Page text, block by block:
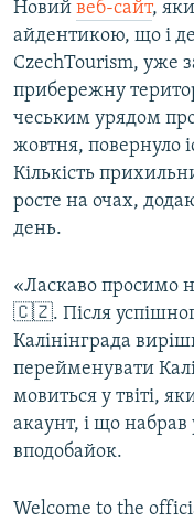
Новий веб-сайт,
айдентикою, що і
CzechTourism, уже
прибережну
чеським урядом
жовтня, повернуло
Кількість
росте на очах,
день.
«Ласкаво просимо
🇨🇿. Після
Калінінграда
перейменувати
мовиться у твіті,
акаунт, і що
вподобайок.
Welcome to the